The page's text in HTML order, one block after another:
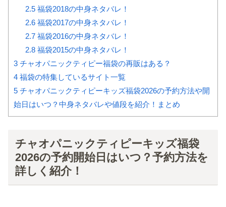
2.5福袋2018の中身ネタバレ！
2.6福袋2017の中身ネタバレ！
2.7福袋2016の中身ネタバレ！
2.8福袋2015の中身ネタバレ！
3 チャオパニックティピー福袋の再販はある？
4 福袋の特集しているサイト一覧
5 チャオパニックティピーキッズ福袋2026の予約方法や開
始日はいつ？中身ネタバレや値段を紹介！まとめ
チャオパニックティピーキッズ福袋
2026の予約開始日はいつ？予約方法を
詳しく紹介！